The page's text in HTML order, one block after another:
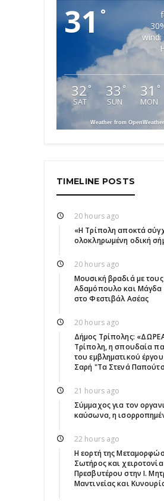
31°
wind:
32 °
SAT
33 °
SUN
31 °
MON
Weather from
TIMELINE POSTS
20 hours ago
«Η Τρίπολη αποκτά
ολοκληρωμένη οδική
20 hours ago
Μουσική βραδιά με
Αδαμόπουλο και Μάγδα
στο Φεστιβάλ Ασέας
20 hours ago
Δήμος Τρίπολης:
Τρίπολη, η σπουδαία
του εμβληματικού
Σαρή "Τα Στενά
21 hours ago
Σύμμαχος για τον
καύσωνα, η
22 hours ago
Η εορτή της
Σωτήρος και χειροτονία
Πρεσβυτέρου στην Ι.
Μαντινείας και